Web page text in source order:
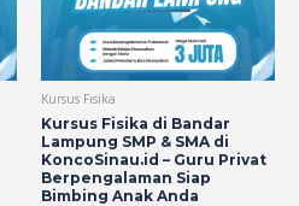
Kursus Fisika
Kursus Fisika di Bandar
Lampung SMP & SMA di
KoncoSinau.id – Guru Privat
Berpengalaman Siap
Bimbing Anak Anda